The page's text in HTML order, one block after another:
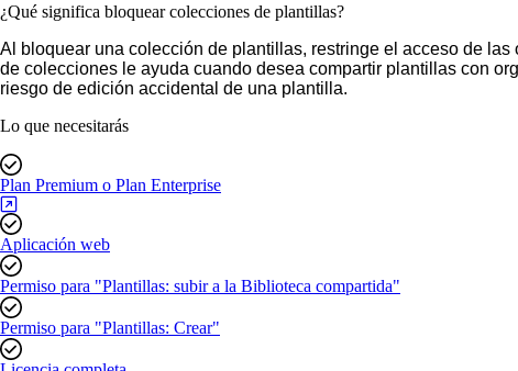
¿Qué significa bloquear colecciones de plantillas?
Al bloquear una colección de plantillas, restringe el acceso de
de colecciones le ayuda cuando desea compartir plantillas con
riesgo de edición accidental de una plantilla.
Lo que necesitarás
Plan Premium o Plan Enterprise
Aplicación web
Permiso para "Plantillas: subir a la Biblioteca compartida"
Permiso para "Plantillas: Crear"